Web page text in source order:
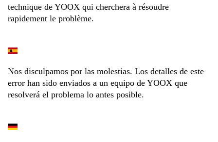
technique de YOOX qui cherchera à résoudre
rapidement le problème.
Nos disculpamos por las molestias. Los detalles de este
error han sido enviados a un equipo de YOOX que
resolverá el problema lo antes posible.